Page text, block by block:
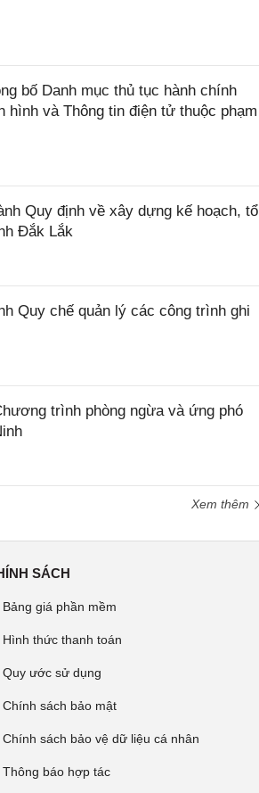
bố Danh mục thủ tục hành chính
và Thông tin điện tử thuộc phạm
Quy định về xây dựng kế hoạch, tổ
Đắk Lắk
Quy chế quản lý các công trình ghi
trình phòng ngừa và ứng phó
Xem thêm
SÁCH
Bảng giá phần mềm
Hình thức thanh toán
Quy ước sử dụng
Chính sách bảo mật
Chính sách bảo vệ dữ liệu cá nhân
Thông báo hợp tác